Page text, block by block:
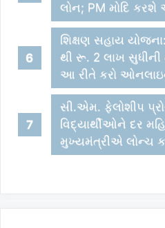
લોન; PM મોદિ
શિક્ષણ સહાય
થી રૂ. 2 લાખ
આ રીતે કરો
સી.એમ. ફેલોશીપ
વિદ્યાર્થીઓને દર
મુખ્યમંત્રીએ લોન્ચ